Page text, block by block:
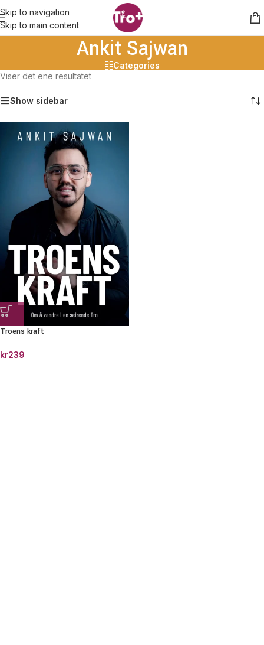
Skip to navigation
Skip to main content
Ankit Sajwan
Categories
Viser det ene resultatet
Show sidebar
Troens kraft
kr239